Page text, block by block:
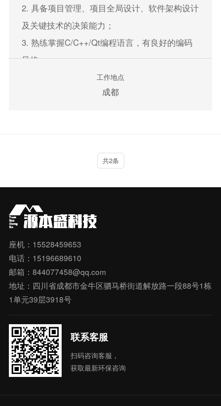
2. 具备项目管理、项目全局设计、软件架构设计
及关键技术的决策能力；
3. 熟练掌握C/C++/Qt编程语言，有良好的编码
风格；
4. 具有独立软件系统架构设计、软件集成、软件
工作地点
成都
共2条
座机：15528459653
电话：15196689610
邮箱：844077458@qq.com
地址：四川省成都市金牛区驷马桥街道解放路一段88号1栋
1单元39层3918号
联系客服
扫码咨询客服，
获取最新环保咨询